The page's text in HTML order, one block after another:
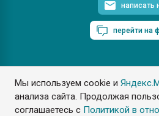
Мы используем cookie и
анализа сайта. Продолжая
соглашаетесь с Политикой в
написать
перейти на
ПластЭксперт © 2006. Все
Разрешается копирование
ссылкой на www.e-